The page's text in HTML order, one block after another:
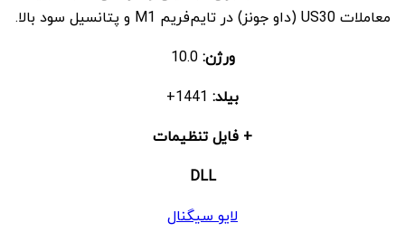
معاملات US30 (داو جونز) در تایم‌فریم M1 و پتانسیل سود بالا.
ورژن:10.0
بیلد:
+ فایل تنظیمات
DLL
لایو سیگنال